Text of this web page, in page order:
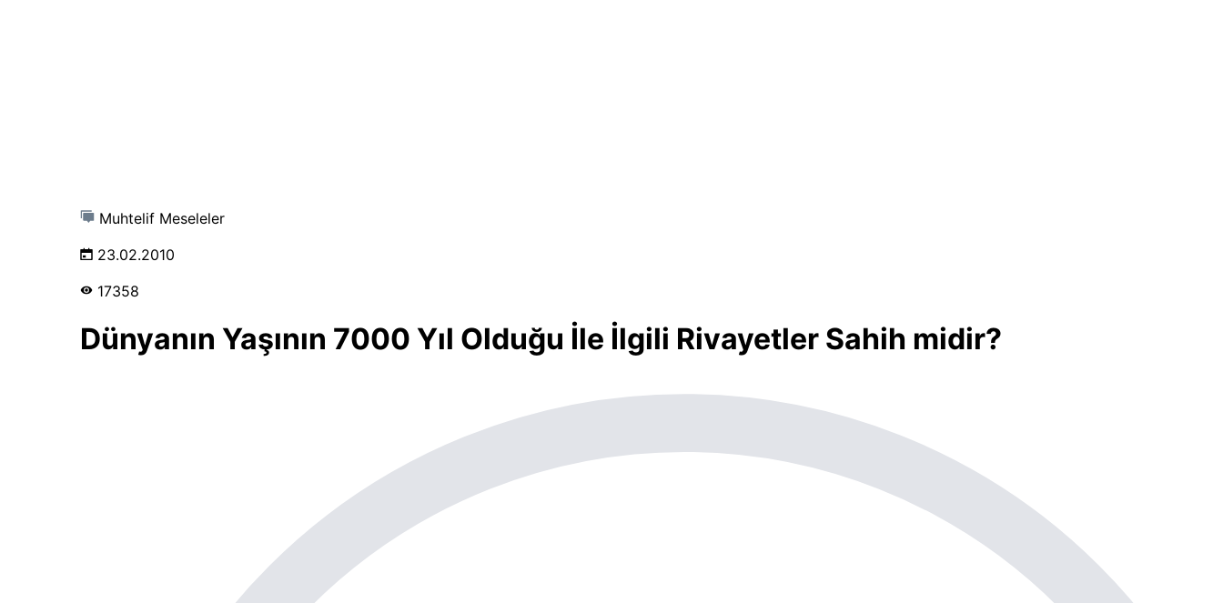
Muhtelif Meseleler
23.02.2010
17358
Dünyanın Yaşının 7000 Yıl Olduğu İle İlgili Rivayetler Sahih midir?